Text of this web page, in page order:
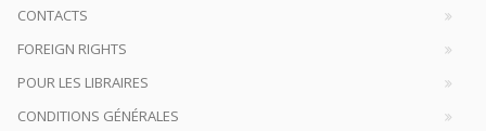
CONTACTS
FOREIGN RIGHTS
POUR LES LIBRAIRES
CONDITIONS GÉNÉRALES